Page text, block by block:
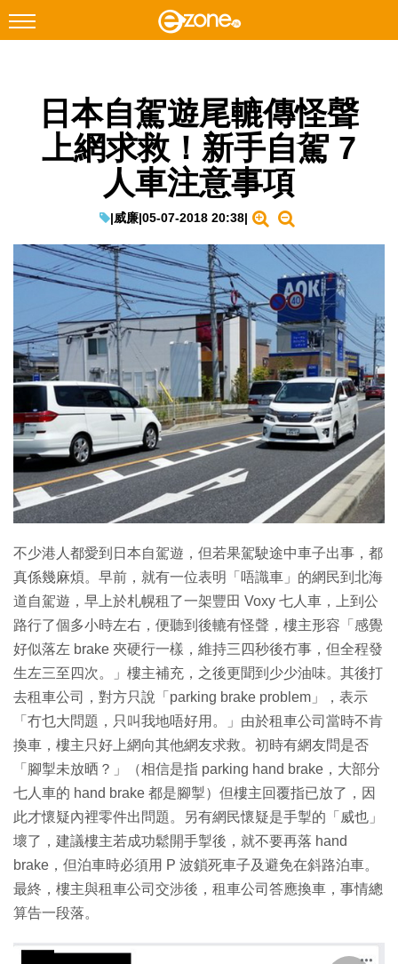
Facebook Instagram
科技焦點
教學評測
EduTech
IT Times
生成式AI與雲端應用
Enterprise Digital Transformation
特集
日本自駕遊尾轆傳怪聲
上網求救！新手自駕 7
人車注意事項
|威廉|05-07-2018 20:38|
不少港人都愛到日本自駕遊，但若果駕駛途中車子出事，都
真係幾麻煩。早前，就有一位表明「唔識車」的網民到北海
道自駕遊，早上於札幌租了一架豐田 Voxy 七人車，上到公
路行了個多小時左右，便聽到後轆有怪聲，樓主形容「感覺
好似落左 brake 夾硬行一樣，維持三四秒後冇事，但全程發
生左三至四次。」樓主補充，之後更聞到少少油味。其後打
去租車公司，對方只說「parking brake problem」，表示
「冇乜大問題，只叫我地唔好用。」由於租車公司當時不肯
換車，樓主只好上網向其他網友求救。初時有網友問是否
「腳掣未放晒？」（相信是指 parking hand brake，大部分
七人車的 hand brake 都是腳掣）但樓主回覆指已放了，因
此才懷疑內裡零件出問題。另有網民懷疑是手掣的「威也」
壞了，建議樓主若成功鬆開手掣後，就不要再落 hand
brake，但泊車時必須用 P 波鎖死車子及避免在斜路泊車。
最終，樓主與租車公司交涉後，租車公司答應換車，事情總
算告一段落。